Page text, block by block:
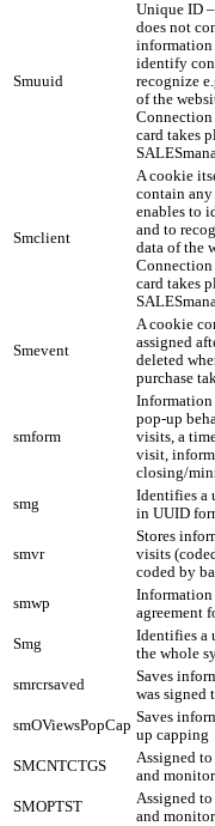
Smuuid
Unique ID
does not
information
identify
recognize
of the
card takes
Smclient
A cookie
contain
enables to
and to
data of the
card takes
Smevent
A cookie
assigned
deleted
purchase
smform
Information
pop-up
visits, a
visit,
closing/
smg
Identifies a
in UUID
smvr
Stores
visits
coded by
smwp
Information
agreement
Smg
Identifies a
the whole
smrcrsaved
Saves
was signed
smOViewsPopCap Saves
up capping
SMCNTCTGS
Assigned
and
SMOPTST
Assigned
and